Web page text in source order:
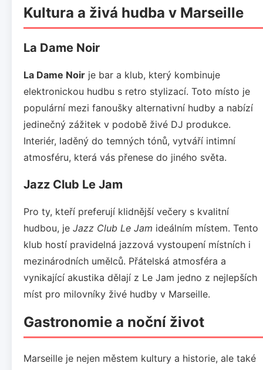
Kultura a živá hudba v Marseille
La Dame Noir
La Dame Noir je bar a klub, který kombinuje
elektronickou hudbu s retro stylizací. Toto místo je
populární mezi fanoušky alternativní hudby a nabízí
jedinečný zážitek v podobě živé DJ produkce.
Interiér, laděný do temných tónů, vytváří intimní
atmosféru, která vás přenese do jiného světa.
Jazz Club Le Jam
Pro ty, kteří preferují klidnější večery s kvalitní
hudbou, je Jazz Club Le Jam ideálním místem. Tento
klub hostí pravidelná jazzová vystoupení místních i
mezinárodních umělců. Přátelská atmosféra a
vynikající akustika dělají z Le Jam jedno z nejlepších
míst pro milovníky živé hudby v Marseille.
Gastronomie a noční život
Marseille je nejen městem kultury a historie, ale také